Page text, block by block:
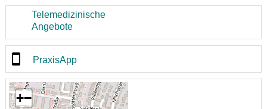
Telemedizinische
Angebote
PraxisApp
+−